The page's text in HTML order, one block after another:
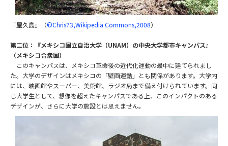
『屋久島』（©Chris73,Wikipedia Commons,2008）
第二位：『メキシコ国立自治大学（UNAM）の中央大学都市キャンパス』
（メキシコ合衆国）
このキャンパスは、メキシコ革命後の近代化運動の最中に建てられまし
た。大学のデザインはメキシコの「壁画運動」とも関係があります。大学内
には、映画館やスーパー、美術館、ラジオ局まで備え付けられています。同
じ大学生として、想像を超えたキャンパスである上、このインパクトのある
デザインが、さらに大学の施設とは思えません。